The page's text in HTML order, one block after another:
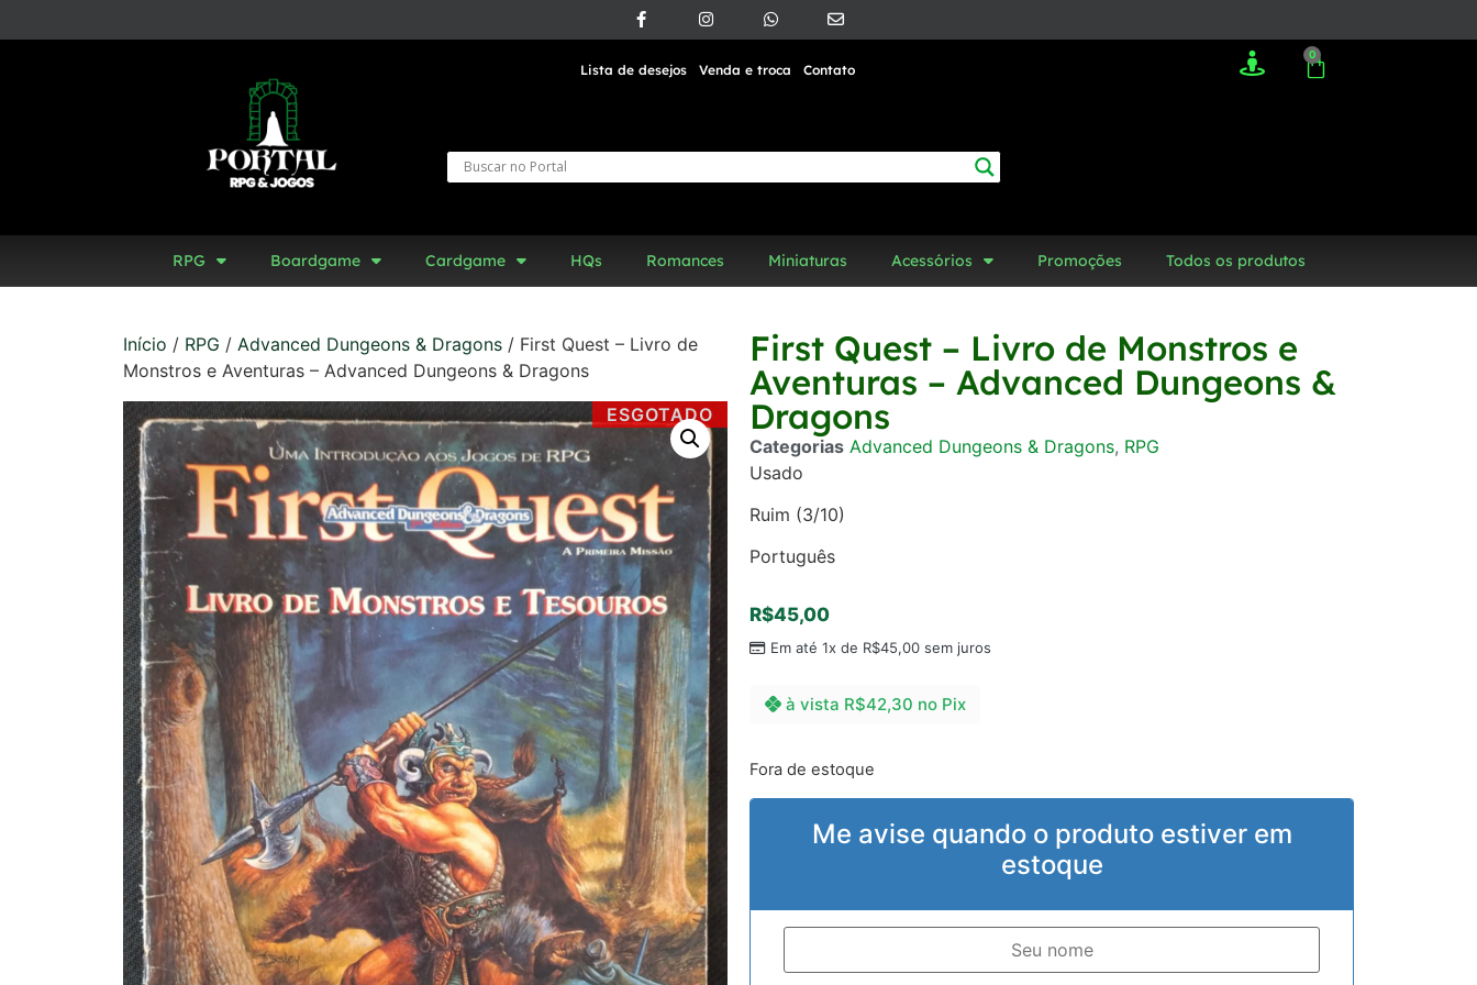
Lista de desejos Venda e troca Contato
0
RPG Boardgame Cardgame HQs Romances Miniaturas Acessórios Promoções Todos os produtos
Início / RPG / Advanced Dungeons & Dragons / First Quest – Livro de
Monstros e Aventuras – Advanced Dungeons & Dragons
ESGOTADO
First Quest – Livro de Monstros e
Aventuras – Advanced Dungeons &
Dragons
Categorias Advanced Dungeons & Dragons, RPG
Usado
Ruim (3/10)
Português
R$45,00
Em até 1x de R$45,00 sem juros
à vista R$42,30 no Pix
Fora de estoque
Me avise quando o produto estiver em
estoque